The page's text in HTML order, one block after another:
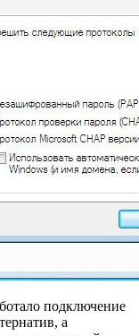
подключение
а